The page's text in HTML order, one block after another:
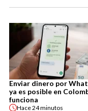
Enviar dinero por
ya es posible en
funciona
Hace24 minutos